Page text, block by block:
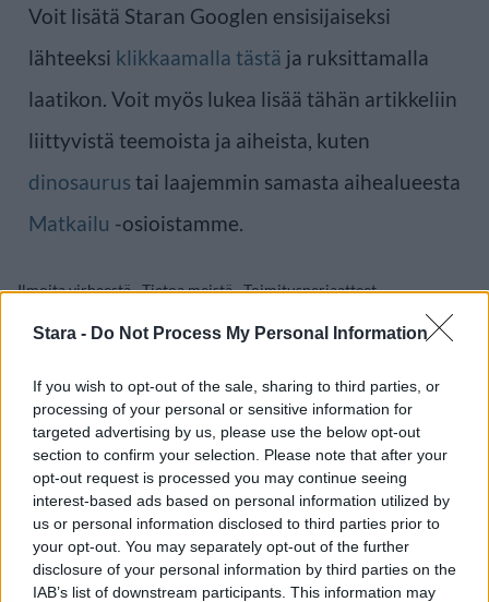
Stara - Do Not Process My Personal Information
If you wish to opt-out of the sale, sharing to third parties, or
processing of your personal or sensitive information for
targeted advertising by us, please use the below opt-out
section to confirm your selection. Please note that after your
opt-out request is processed you may continue seeing
interest-based ads based on personal information utilized by
us or personal information disclosed to third parties prior to
your opt-out. You may separately opt-out of the further
disclosure of your personal information by third parties on the
IAB’s list of downstream participants. This information may
Voit lisätä Staran Googlen ensisijaiseksi
lähteeksi klikkaamalla tästä ja ruksittamalla
laatikon. Voit myös lukea lisää tähän artikkeliin
liittyvistä teemoista ja aiheista, kuten
dinosaurus tai laajemmin samasta aihealueesta
Matkailu -osioistamme.
Ilmoita virheestä·Tietoa meistä·Toimitusperiaatteet